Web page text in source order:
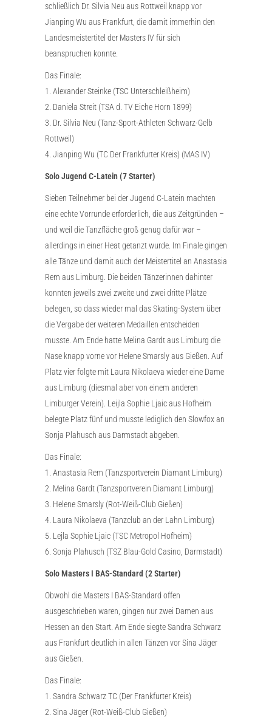
schließlich Dr. Silvia Neu aus Rottweil knapp vor
Jianping Wu aus Frankfurt, die damit immerhin den
Landesmeistertitel der Masters IV für sich
beanspruchen konnte.
Das Finale:
1. Alexander Steinke (TSC Unterschleißheim)
2. Daniela Streit (TSA d. TV Eiche Horn 1899)
3. Dr. Silvia Neu (Tanz-Sport-Athleten Schwarz-Gelb
Rottweil)
4. Jianping Wu (TC Der Frankfurter Kreis) (MAS IV)
Solo Jugend C-Latein (7 Starter)
Sieben Teilnehmer bei der Jugend C-Latein machten
eine echte Vorrunde erforderlich, die aus Zeitgründen –
und weil die Tanzfläche groß genug dafür war –
allerdings in einer Heat getanzt wurde. Im Finale gingen
alle Tänze und damit auch der Meistertitel an Anastasia
Rem aus Limburg. Die beiden Tänzerinnen dahinter
konnten jeweils zwei zweite und zwei dritte Plätze
belegen, so dass wieder mal das Skating-System über
die Vergabe der weiteren Medaillen entscheiden
musste. Am Ende hatte Melina Gardt aus Limburg die
Nase knapp vorne vor Helene Smarsly aus Gießen. Auf
Platz vier folgte mit Laura Nikolaeva wieder eine Dame
aus Limburg (diesmal aber von einem anderen
Limburger Verein). Leijla Sophie Ljaic aus Hofheim
belegte Platz fünf und musste lediglich den Slowfox an
Sonja Plahusch aus Darmstadt abgeben.
Das Finale:
1. Anastasia Rem (Tanzsportverein Diamant Limburg)
2. Melina Gardt (Tanzsportverein Diamant Limburg)
3. Helene Smarsly (Rot-Weiß-Club Gießen)
4. Laura Nikolaeva (Tanzclub an der Lahn Limburg)
5. Lejla Sophie Ljaic (TSC Metropol Hofheim)
6. Sonja Plahusch (TSZ Blau-Gold Casino, Darmstadt)
Solo Masters I BAS-Standard (2 Starter)
Obwohl die Masters I BAS-Standard offen
ausgeschrieben waren, gingen nur zwei Damen aus
Hessen an den Start. Am Ende siegte Sandra Schwarz
aus Frankfurt deutlich in allen Tänzen vor Sina Jäger
aus Gießen.
Das Finale:
1. Sandra Schwarz TC (Der Frankfurter Kreis)
2. Sina Jäger (Rot-Weiß-Club Gießen)